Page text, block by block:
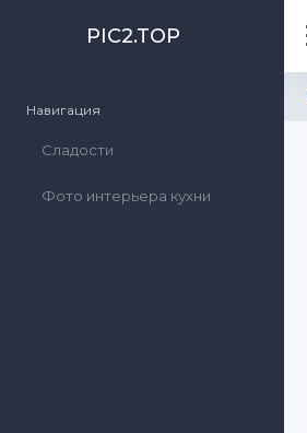
PIC2.TOP
Навигация
Сладости
Фото интерьера кухни